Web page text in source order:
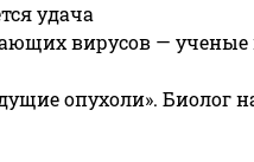
удача
вирусов — ученые
опухоли». Биолог